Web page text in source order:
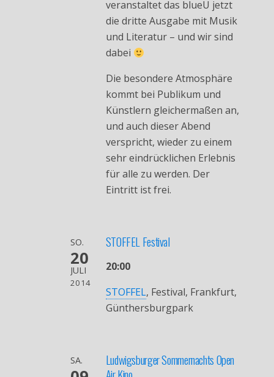
veranstaltet das blueU jetzt
die dritte Ausgabe mit Musik
und Literatur – und wir sind
dabei
Die besondere Atmosphäre
kommt bei Publikum und
Künstlern gleichermaßen an,
und auch dieser Abend
verspricht, wieder zu einem
sehr eindrücklichen Erlebnis
für alle zu werden. Der
Eintritt ist frei.
SO.
20
JULI
2014
STOFFEL Festival
20:00
STOFFEL, Festival, Frankfurt,
Günthersburgpark
SA.
Ludwigsburger Sommernachts Open